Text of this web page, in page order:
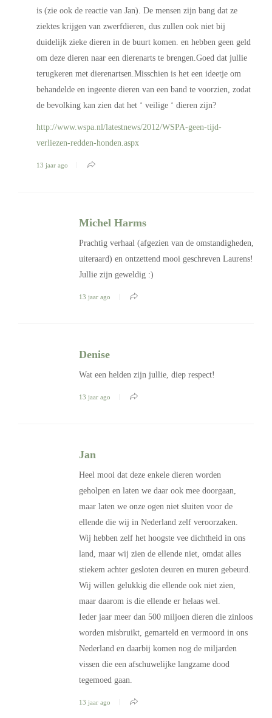
is (zie ook de reactie van Jan). De mensen zijn bang dat ze
ziektes krijgen van zwerfdieren, dus zullen ook niet bij
duidelijk zieke dieren in de buurt komen. en hebben geen geld
om deze dieren naar een dierenarts te brengen.Goed dat jullie
terugkeren met dierenartsen.Misschien is het een ideetje om
behandelde en ingeente dieren van een band te voorzien, zodat
de bevolking kan zien dat het ‘ veilige ‘ dieren zijn?
http://www.wspa.nl/latestnews/2012/WSPA-geen-tijd-
verliezen-redden-honden.aspx
13 jaar ago
Michel Harms
Prachtig verhaal (afgezien van de omstandigheden,
uiteraard) en ontzettend mooi geschreven Laurens!
Jullie zijn geweldig :)
13 jaar ago
Denise
Wat een helden zijn jullie, diep respect!
13 jaar ago
Jan
Heel mooi dat deze enkele dieren worden
geholpen en laten we daar ook mee doorgaan,
maar laten we onze ogen niet sluiten voor de
ellende die wij in Nederland zelf veroorzaken.
Wij hebben zelf het hoogste vee dichtheid in ons
land, maar wij zien de ellende niet, omdat alles
stiekem achter gesloten deuren en muren gebeurd.
Wij willen gelukkig die ellende ook niet zien,
maar daarom is die ellende er helaas wel.
Ieder jaar meer dan 500 miljoen dieren die zinloos
worden misbruikt, gemarteld en vermoord in ons
Nederland en daarbij komen nog de miljarden
vissen die een afschuwelijke langzame dood
tegemoed gaan.
13 jaar ago